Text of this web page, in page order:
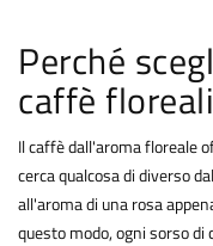
Perché
caffè
Il caffè dall'aroma floreale
cerca qualcosa di diverso
all'aroma di una rosa
questo modo, ogni sorso